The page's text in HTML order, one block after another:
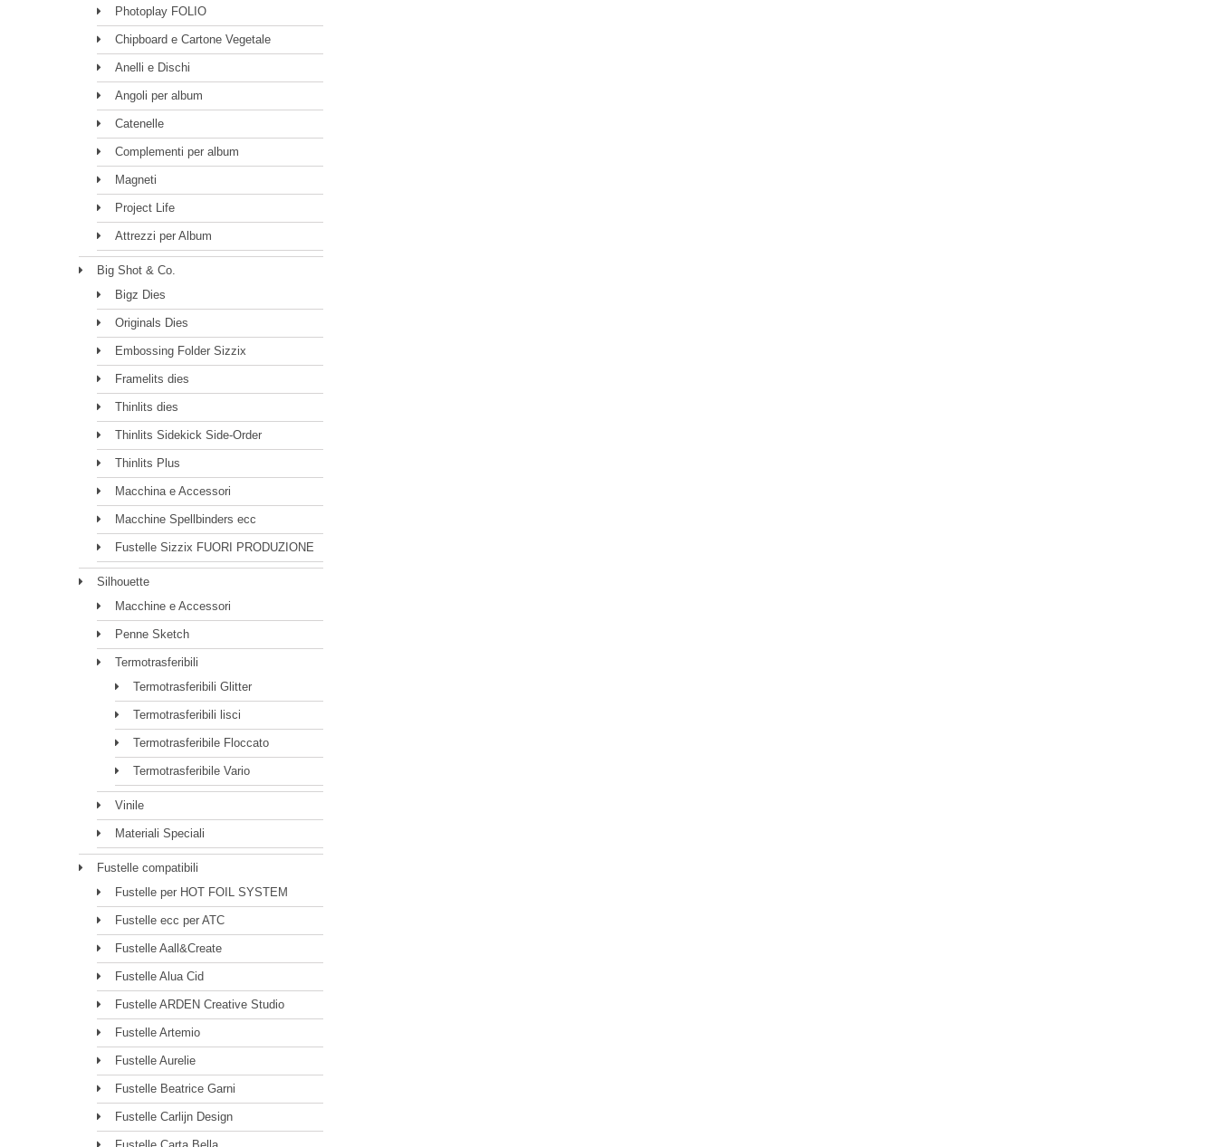
Photoplay FOLIO
Chipboard e Cartone Vegetale
Anelli e Dischi
Angoli per album
Catenelle
Complementi per album
Magneti
Project Life
Attrezzi per Album
Big Shot & Co.
Bigz Dies
Originals Dies
Embossing Folder Sizzix
Framelits dies
Thinlits dies
Thinlits Sidekick Side-Order
Thinlits Plus
Macchina e Accessori
Macchine Spellbinders ecc
Fustelle Sizzix FUORI PRODUZIONE
Silhouette
Macchine e Accessori
Penne Sketch
Termotrasferibili
Termotrasferibili Glitter
Termotrasferibili lisci
Termotrasferibile Floccato
Termotrasferibile Vario
Vinile
Materiali Speciali
Fustelle compatibili
Fustelle per HOT FOIL SYSTEM
Fustelle ecc per ATC
Fustelle Aall&Create
Fustelle Alua Cid
Fustelle ARDEN Creative Studio
Fustelle Artemio
Fustelle Aurelie
Fustelle Beatrice Garni
Fustelle Carlijn Design